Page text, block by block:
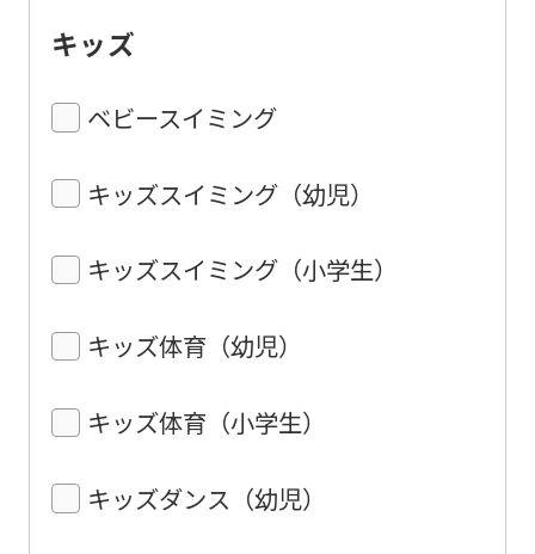
キッズ
ベビースイミング
キッズスイミング（幼児）
キッズスイミング（小学生）
キッズ体育（幼児）
キッズ体育（小学生）
キッズダンス（幼児）